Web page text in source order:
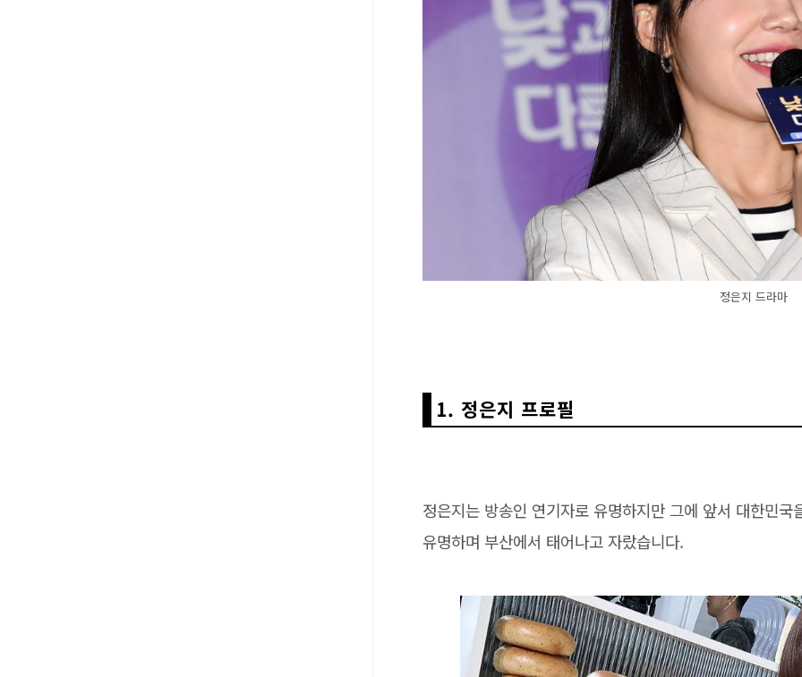
정은지 드라마
1. 정은지 프로필
정은지는 방송인 연기자로 유명하지만 그에 앞서 대한민
유명하며 부산에서 태어나고 자랐습니다.